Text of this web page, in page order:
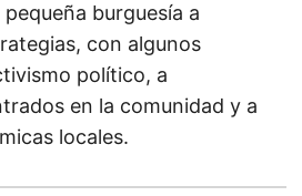
burguesía a
con algunos
político, a
en la comunidad y a
locales.